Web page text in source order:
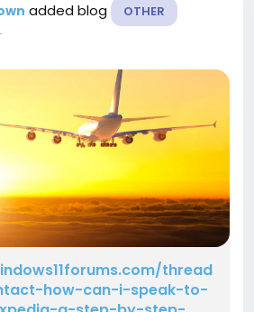
added blog OTHER
thread
how-can-i-speak-to-